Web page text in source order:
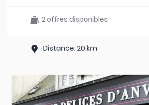
2 offres disponibles
Distance: 20 km